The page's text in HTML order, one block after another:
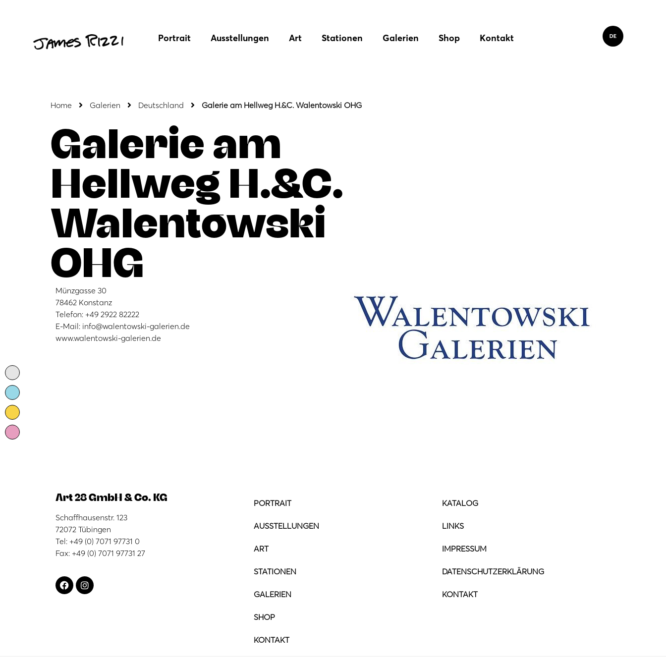
Portrait Ausstellungen Art Stationen Galerien Shop Kontakt
Home Galerien Deutschland Galerie am Hellweg H.&C. Walentowski OHG
Galerie am
Hellweg H.&C.
Walentowski
OHG
Münzgasse 30
78462 Konstanz
Telefon: +49 2922 82222
E-Mail: info@walentowski-galerien.de
www.walentowski-galerien.de
Art 28 GmbH & Co. KG
Schaffhausenstr. 123
72072 Tübingen
Tel: +49 (0) 7071 97731 0
Fax: +49 (0) 7071 97731 27
PORTRAIT
AUSSTELLUNGEN
ART
STATIONEN
GALERIEN
SHOP
KONTAKT
KATALOG
LINKS
IMPRESSUM
DATENSCHUTZERKLÄRUNG
KONTAKT